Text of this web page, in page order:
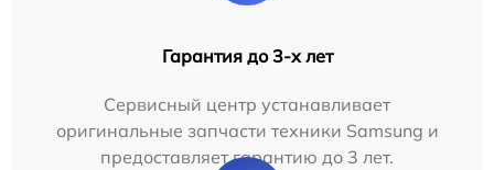
Гарантия до 3-х лет
Сервисный центр устанавливает
оригинальные запчасти техники Samsung и
предоставляет гарантию до 3 лет.